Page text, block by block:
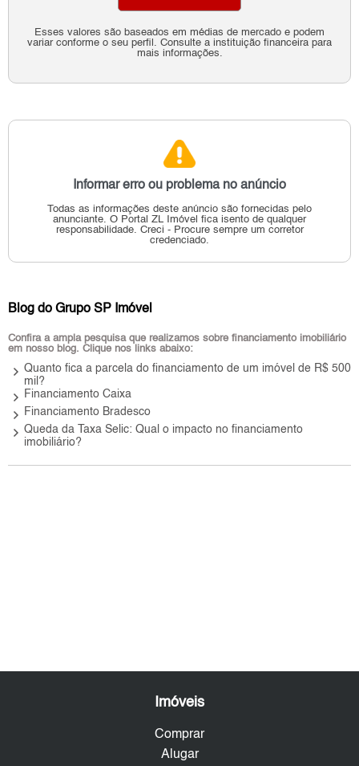
Esses valores são baseados em médias de mercado e podem
variar conforme o seu perfil. Consulte a instituição financeira para
mais informações.
Informar erro ou problema no anúncio
Todas as informações deste anúncio são fornecidas pelo
anunciante. O Portal ZL Imóvel fica isento de qualquer
responsabilidade. Creci - Procure sempre um corretor
credenciado.
Blog do Grupo SP Imóvel
Confira a ampla pesquisa que realizamos sobre financiamento imobiliário
em nosso blog. Clique nos links abaixo:
keyboard_arrow_right Quanto fica a parcela do financiamento de um imóvel de R$ 500
mil?
keyboard_arrow_right Financiamento Caixa
keyboard_arrow_right Financiamento Bradesco
keyboard_arrow_right Queda da Taxa Selic: Qual o impacto no financiamento
imobiliário?
Imóveis
Comprar
Alugar